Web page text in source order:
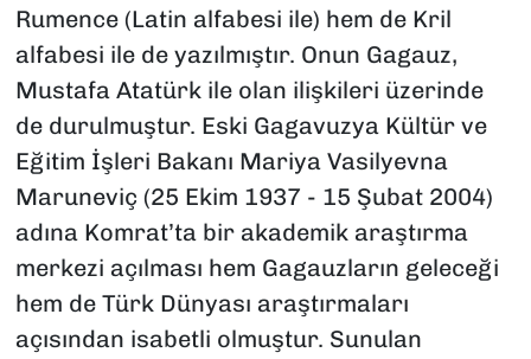
Rumence (Latin alfabesi ile) hem de Kril
alfabesi ile de yazılmıştır. Onun Gagauz,
Mustafa Atatürk ile olan ilişkileri üzerinde
de durulmuştur. Eski Gagavuzya Kültür ve
Eğitim İşleri Bakanı Mariya Vasilyevna
Maruneviç (25 Ekim 1937 - 15 Şubat 2004)
adına Komrat’ta bir akademik araştırma
merkezi açılması hem Gagauzların geleceği
hem de Türk Dünyası araştırmaları
açısından isabetli olmuştur. Sunulan